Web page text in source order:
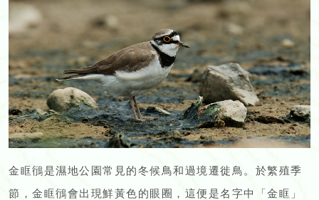
金眶鴴是濕地公園常見的冬候鳥和過境遷徙鳥。於繁殖季
節，金眶鴴會出現鮮黃色的眼圈，這便是名字中「金眶」